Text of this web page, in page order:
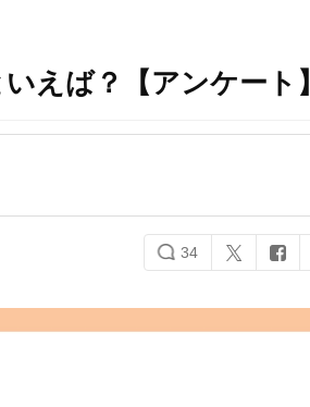
えば？【アンケート】
34